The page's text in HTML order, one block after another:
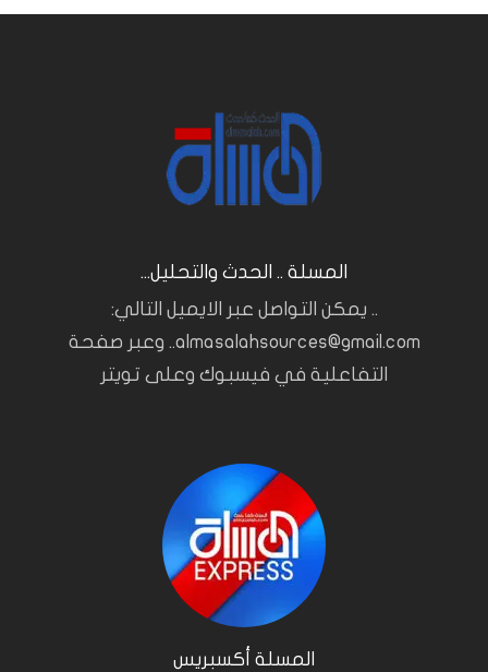
المسلة .. الحدث والتحليل...
.. يمكن التواصل عبر الايميل التالي:
almasalahsources@gmail.com.. وعبر صفحة
التفاعلية في فيسبوك وعلى تويتر
المسلة أكسبريس